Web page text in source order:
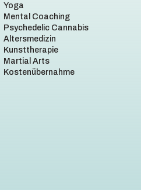
Yoga
Mental Coaching
Psychedelic Cannabis
Altersmedizin
Kunsttherapie
Martial Arts
Kostenübernahme